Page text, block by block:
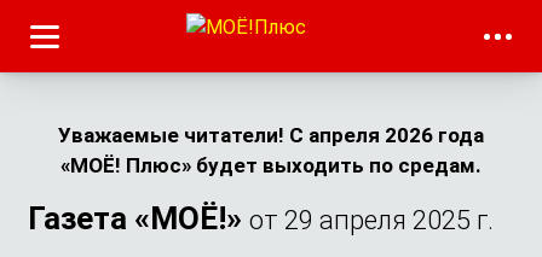
Уважаемые читатели! С апреля 2026 года
«МОЁ! Плюс» будет выходить по средам.
Газета «МОЁ!»от 29 апреля 2025 г.